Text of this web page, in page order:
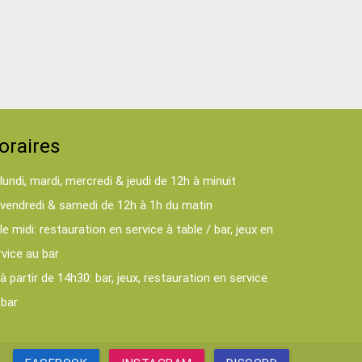
lundi, mardi, mercredi & jeudi de 12h à minuit
vendredi & samedi de 12h à 1h du matin
le midi: restauration en service à table / bar, jeux en
au bar
à partir de 14h30: bar, jeux, restauration en service